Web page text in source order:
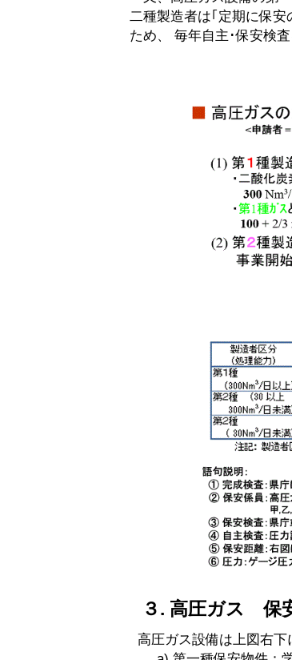
二種製造者は｢定期に保
ため、 毎年自主･保安検
３. 高圧ガス 保
高圧ガス設備は上図右下